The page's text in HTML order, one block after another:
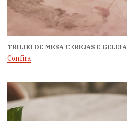
TRILHO DE MESA CEREJAS E GELEIA
Confira